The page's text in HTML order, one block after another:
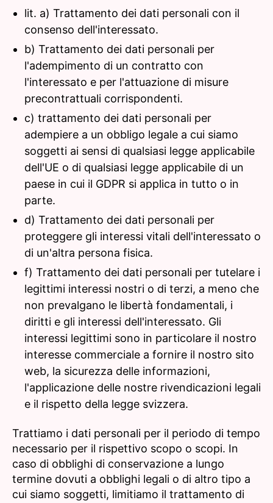
lit. a) Trattamento dei dati personali con il
consenso dell'interessato.
b) Trattamento dei dati personali per
l'adempimento di un contratto con
l'interessato e per l'attuazione di misure
precontrattuali corrispondenti.
c) trattamento dei dati personali per
adempiere a un obbligo legale a cui siamo
soggetti ai sensi di qualsiasi legge applicabile
dell'UE o di qualsiasi legge applicabile di un
paese in cui il GDPR si applica in tutto o in
parte.
d) Trattamento dei dati personali per
proteggere gli interessi vitali dell'interessato o
di un'altra persona fisica.
f) Trattamento dei dati personali per tutelare i
legittimi interessi nostri o di terzi, a meno che
non prevalgano le libertà fondamentali, i
diritti e gli interessi dell'interessato. Gli
interessi legittimi sono in particolare il nostro
interesse commerciale a fornire il nostro sito
web, la sicurezza delle informazioni,
l'applicazione delle nostre rivendicazioni legali
e il rispetto della legge svizzera.
Trattiamo i dati personali per il periodo di tempo
necessario per il rispettivo scopo o scopi. In
caso di obblighi di conservazione a lungo
termine dovuti a obblighi legali o di altro tipo a
cui siamo soggetti, limitiamo il trattamento di